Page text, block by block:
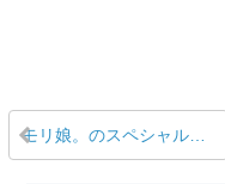
モリ娘。のスペシャルムービーvol.4が更新されたぞ！！「初ライブ速報」 「和解篇」